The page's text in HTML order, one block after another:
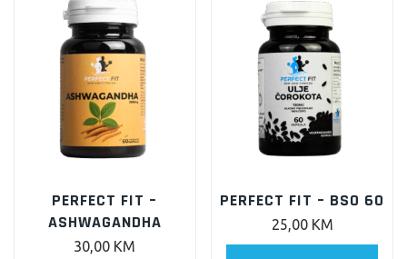
PERFECT FIT –
ASHWAGANDHA
30,00 KM
PERFECT FIT – BSO 60
25,00 KM